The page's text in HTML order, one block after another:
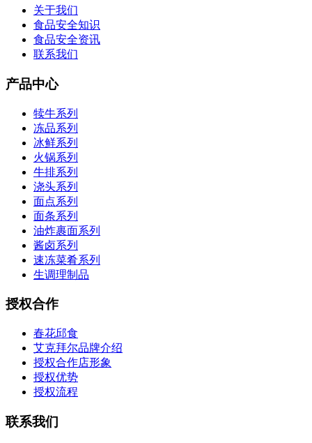
关于我们
食品安全知识
食品安全资讯
联系我们
产品中心
犊牛系列
冻品系列
冰鲜系列
火锅系列
牛排系列
浇头系列
面点系列
面条系列
油炸裹面系列
酱卤系列
速冻菜肴系列
生调理制品
授权合作
春花邱食
艾克拜尔品牌介绍
授权合作店形象
授权优势
授权流程
联系我们